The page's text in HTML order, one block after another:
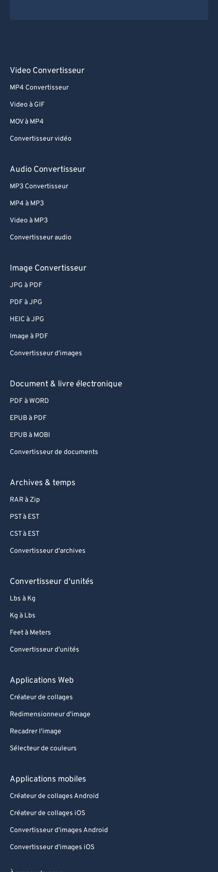
Video Convertisseur
MP4 Convertisseur
Video à GIF
MOV à MP4
Convertisseur vidéo
Audio Convertisseur
MP3 Convertisseur
MP4 à MP3
Video à MP3
Convertisseur audio
Image Convertisseur
JPG à PDF
PDF à JPG
HEIC à JPG
Image à PDF
Convertisseur d'images
Document & livre électronique
PDF à WORD
EPUB à PDF
EPUB à MOBI
Convertisseur de documents
Archives & temps
RAR à Zip
PST à EST
CST à EST
Convertisseur d'archives
Convertisseur d'unités
Lbs à Kg
Kg à Lbs
Feet à Meters
Convertisseur d'unités
Applications Web
Créateur de collages
Redimensionneur d'image
Recadrer l'image
Sélecteur de couleurs
Applications mobiles
Créateur de collages Android
Créateur de collages iOS
Convertisseur d'images Android
Convertisseur d'images iOS